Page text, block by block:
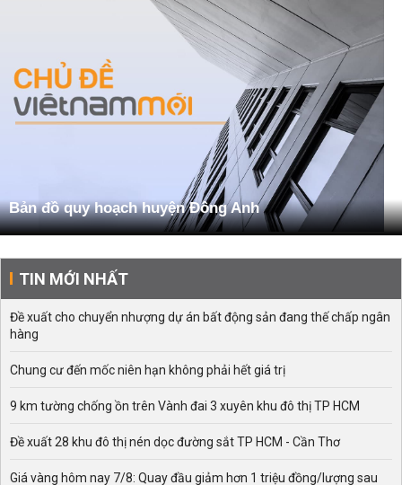
Bản đồ quy hoạch huyện Đông Anh
TIN MỚI NHẤT
Đề xuất cho chuyển nhượng dự án bất động sản đang thế chấp ngân
hàng
Chung cư đến mốc niên hạn không phải hết giá trị
9 km tường chống ồn trên Vành đai 3 xuyên khu đô thị TP HCM
Đề xuất 28 khu đô thị nén dọc đường sắt TP HCM - Cần Thơ
Giá vàng hôm nay 7/8: Quay đầu giảm hơn 1 triệu đồng/lượng sau